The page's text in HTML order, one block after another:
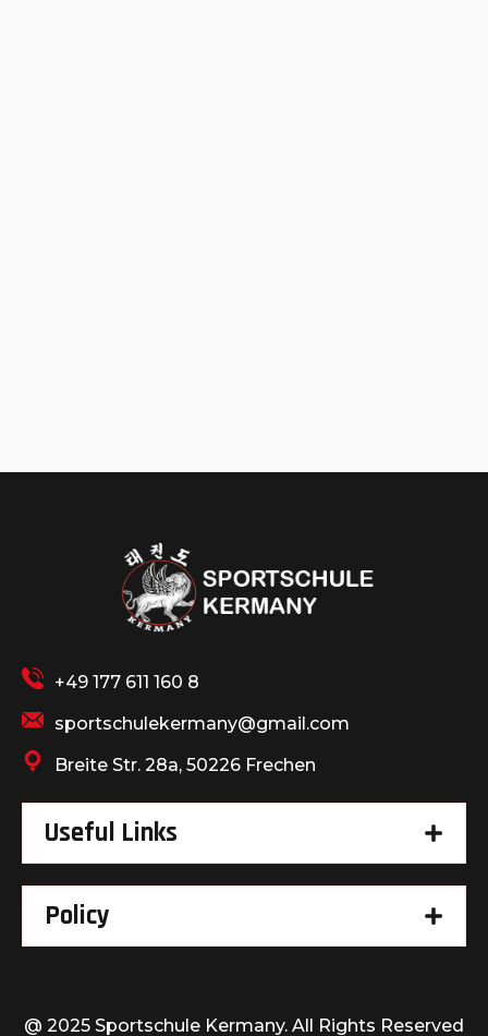
+49 177 611 160 8
sportschulekermany@gmail.com
Breite Str. 28a, 50226 Frechen
Useful Links
Policy
@ 2025 Sportschule Kermany. All Rights Reserved